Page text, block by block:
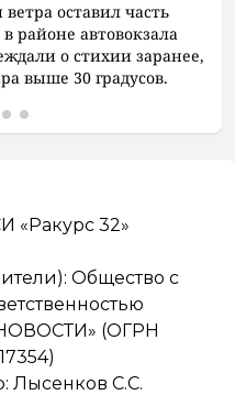
оставил часть
районе автовокзала
о стихии заранее,
выше 30 градусов.
«Ракурс 32»
Общество с
(ОГРН
Лысенков С.С.